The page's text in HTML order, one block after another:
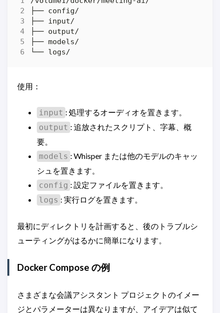
使用：
input : 処理するオーディオを置きます。
output : 追放されたスクリプト、字幕、概
要。
models : Whisper または他のモデルのキャッ
シュを置きます。
config : 設定ファイルを置きます。
logs : 実行ログを置きます。
最初にディレクトリを計画すると、後のトラブルシ
ューティングがはるかに簡単になります。
Docker Compose の例
さまざまな会議アシスタント プロジェクトのイメー
ジとパラメーターは異なりますが、アイデアは似て